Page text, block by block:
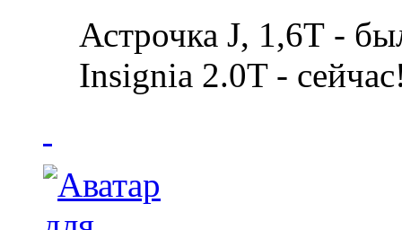
Астрочка J, 1,6Т -
Insignia 2.0T -